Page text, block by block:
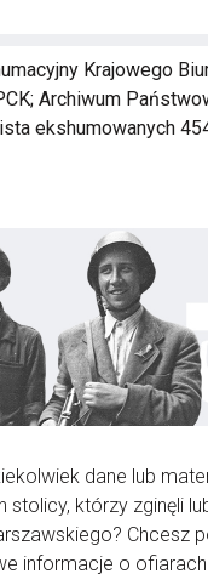
Krajowego
Archiwum
ekshumowanych
dane lub
stolicy, którzy zginęli
Chcesz
informacje o